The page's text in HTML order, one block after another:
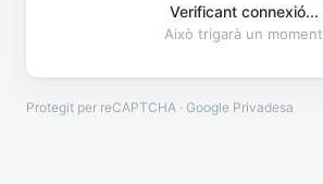
Verificant connexió...
Això trigarà un moment
Protegit per reCAPTCHA · Google Privadesa